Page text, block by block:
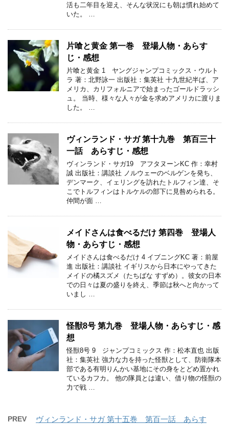
活も二年目を迎え、そんな状況にも朝は慣れ始めて
いた。 …
片喰と黄金 第一巻 登場人物・あらす
じ・感想
片喰と黄金 1 ヤングジャンプコミックス・ウルト
ラ 著：北野詠一 出版社：集英社 十九世紀半ば、ア
メリカ、カリフォルニアで始まったゴールドラッシ
ュ。 当時、様々な人々が金を求めアメリカに渡りま
した。 …
ヴィンランド・サガ 第十九巻 第百三十
一話 あらすじ・感想
ヴィンランド・サガ19 アフタヌーンKC 作：幸村
誠 出版社：講談社 ノルウェーのベルゲンを発ち、
デンマーク、イェリングを訪れたトルフィン達、そ
こでトルフィンはトルケルの部下に見咎められる。
仲間が面 …
メイドさんは食べるだけ 第四巻 登場人
物・あらすじ・感想
メイドさんは食べるだけ 4 イブニングKC 著：前屋
進 出版社：講談社 イギリスから日本にやってきた
メイドの橘スズメ（たちばな すずめ）。彼女の日本
での日々は夏の盛りを終え、季節は秋へと向かって
いまし …
怪獣8号 第九巻 登場人物・あらすじ・感
想
怪獣8号 9 ジャンプコミックス 作：松本直也 出版
社：集英社 強力な力を持った怪獣として、防衛隊本
部である有明りんかい基地にその身をとどめ置かれ
ているカフカ。 他の隊員とは違い、借り物の怪獣の
力で戦 …
PREV
ヴィンランド・サガ 第十五巻 第百一話 あらす